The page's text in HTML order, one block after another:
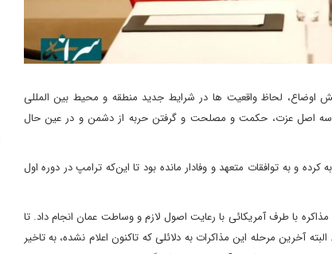
اوضاع، لحاظ واقعیت ها در شرایط جدید منطقه و محیط بین المللی
سه اصل عزت، حکمت و مصلحت و گرفتن حربه از دشمن و در عین حال
و به توافقات متعهد و وفادار مانده بود تا این‌که ترامپ در دوره اول
با طرف آمریکائی با رعایت اصول لازم و وساطت عمان انجام داد. تا
آخرین مرحله این مذاکرات به دلائلی که تاکنون اعلام نشده، به تاخیر